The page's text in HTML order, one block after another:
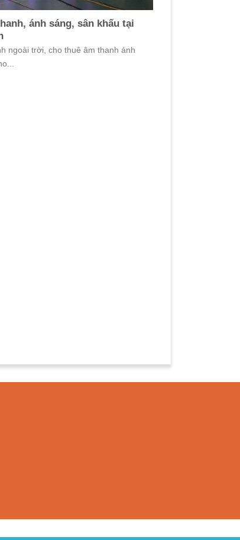
ánh sáng, sân khấu tại
ngoài trời, cho thuê âm thanh ánh